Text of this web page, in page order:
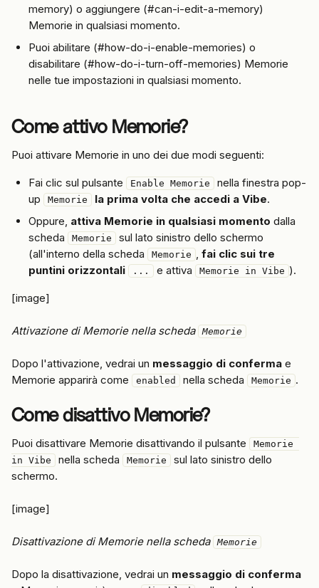
memory) o aggiungere (#can-i-edit-a-memory)
Memorie in qualsiasi momento.
Puoi abilitare (#how-do-i-enable-memories) o
disabilitare (#how-do-i-turn-off-memories) Memorie
nelle tue impostazioni in qualsiasi momento.
Come attivo Memorie?
Puoi attivare Memorie in uno dei due modi seguenti:
Fai clic sul pulsante Enable Memorie
nella finestra pop-
up
Memorie la prima volta che accedi a Vibe.
Oppure, attiva Memorie in qualsiasi momento dalla
scheda
Memorie
sul lato sinistro dello schermo
(all'interno della scheda
Memorie , fai clic sui tre
puntini orizzontali
... e attiva Memorie in Vibe ).
[image]
Attivazione di Memorie nella scheda Memorie
Dopo l'attivazione, vedrai un messaggio di conferma e
Memorie apparirà come
enabled nella scheda Memorie .
Come disattivo Memorie?
Puoi disattivare Memorie disattivando il pulsante
Memorie
in Vibe
nella scheda Memorie
sul lato sinistro dello
schermo.
[image]
Disattivazione di Memorie nella scheda Memorie
Dopo la disattivazione, vedrai un messaggio di conferma